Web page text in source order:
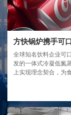
方快锅炉携手可
全球知名饮料企业可
发的一体式冷凝低氮
上实现理念契合，为